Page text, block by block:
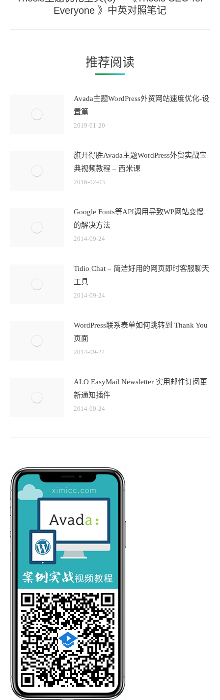
章：
未
来
的
章：
Everyone 》中英对照笔记
推荐阅读
Avada主题WordPress外贸网站速度优化-设
置篇
2019-01-20
旗开得胜Avada主题WordPress外贸实战宝
典视频教程 – 西米课
2016-02-03
Google Fonts等API调用导致WP网站变慢
的解决方法
2014-09-24
Tidio Chat – 简洁好用的网页即时客服聊天
工具
2014-09-24
WordPress联系表单如何跳转到 Thank You
页面
2014-09-24
ALO EasyMail Newsletter 实用邮件订阅更
新通知插件
2014-09-24